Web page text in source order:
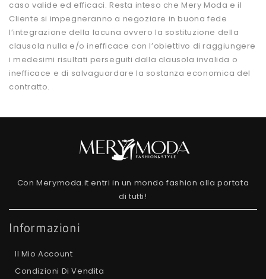
caso valide ed efficaci. Resta inteso che Mery Moda e il
Cliente si impegneranno a negoziare in buona fede
l’integrazione della lacuna ovvero la sostituzione della
clausola nulla e/o inefficace con l’obiettivo di raggiungere
i medesimi risultati perseguiti dalla clausola invalida o
inefficace e di salvaguardare la sostanza economica del
contratto.
Con Merymoda.it entri in un mondo fashion alla portata
di tutti!
Informazioni
Il Mio Account
Condizioni Di Vendita